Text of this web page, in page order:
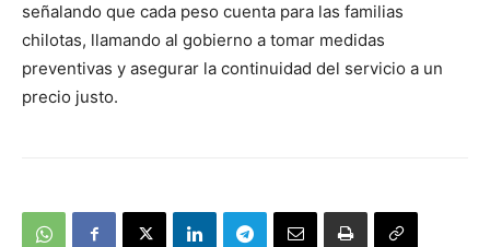
señalando que cada peso cuenta para las familias
chilotas, llamando al gobierno a tomar medidas
preventivas y asegurar la continuidad del servicio a un
precio justo.